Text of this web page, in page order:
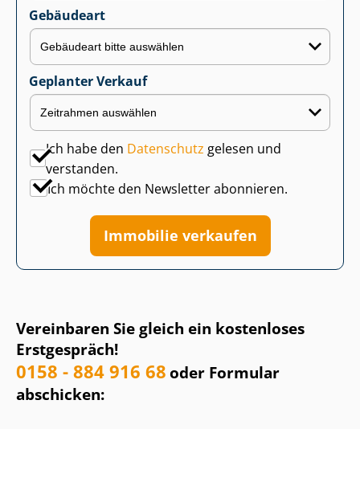
Vereinbaren Sie gleich ein kostenloses
Erstgespräch!
0158 - 884 916 68oder Formular
abschicken:
Gebäudeart
Geplanter Verkauf
Ich habe den Datenschutz gelesen und
verstanden.
Ich möchte den Newsletter abonnieren.
Immobilie verkaufen